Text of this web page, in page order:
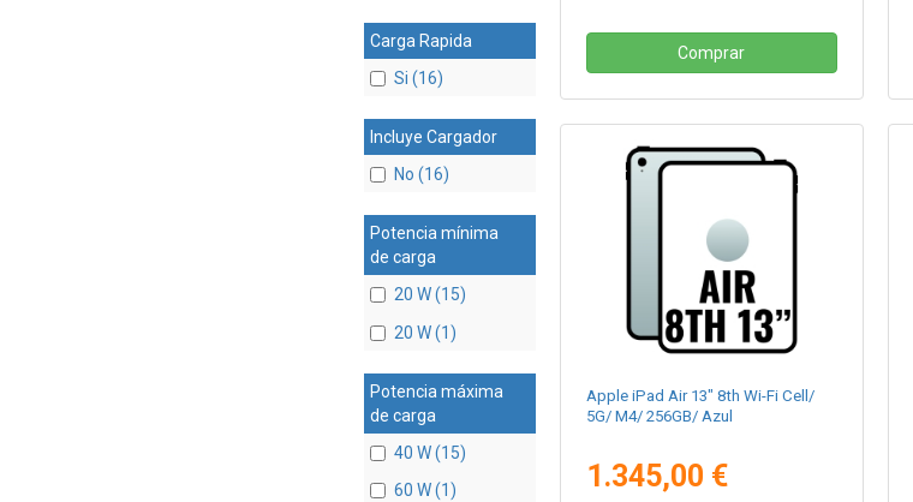
Carga Rapida
Si (16)
Incluye Cargador
No (16)
Potencia mínima
de carga
20 W (15)
20 W (1)
Potencia máxima
de carga
40 W (15)
60 W (1)
Comprar
Apple iPad Air 13" 8th Wi-Fi Cell/
5G/ M4/ 256GB/ Azul
1.345,00 €